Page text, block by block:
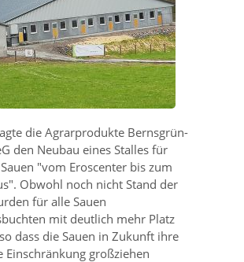
die Agrarprodukte Bernsgrün-
den Neubau eines Stalles für
vom Eroscenter bis zum
. Obwohl noch nicht Stand der
für alle Sauen
mit deutlich mehr Platz
dass die Sauen in Zukunft ihre
Einschränkung großziehen